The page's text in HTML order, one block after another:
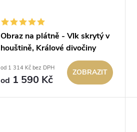
Obraz na plátně - Vlk skrytý v
houštině, Králové divočiny
od 1 314 Kč bez DPH
od 1 590 Kč
ZOBRAZIT